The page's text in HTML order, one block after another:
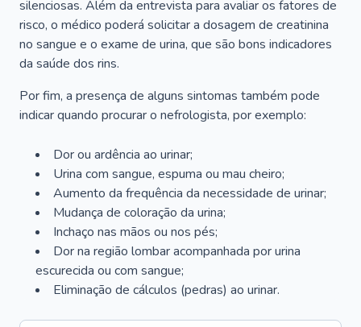
silenciosas. Além da entrevista para avaliar os fatores de
risco, o médico poderá solicitar a dosagem de creatinina
no sangue e o exame de urina, que são bons indicadores
da saúde dos rins.
Por fim, a presença de alguns sintomas também pode
indicar quando procurar o nefrologista, por exemplo:
Dor ou ardência ao urinar;
Urina com sangue, espuma ou mau cheiro;
Aumento da frequência da necessidade de urinar;
Mudança de coloração da urina;
Inchaço nas mãos ou nos pés;
Dor na região lombar acompanhada por urina
escurecida ou com sangue;
Eliminação de cálculos (pedras) ao urinar.